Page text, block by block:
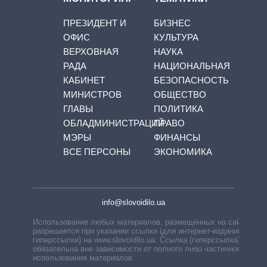
ПРЕЗИДЕНТ И
ОФИС
ВЕРХОВНАЯ
РАДА
КАБИНЕТ
МИНИСТРОВ
ГЛАВЫ
ОБЛАДМИНИСТРАЦИЙ
МЭРЫ
ВСЕ ПЕРСОНЫ
БИЗНЕС
КУЛЬТУРА
НАУКА
НАЦИОНАЛЬНАЯ
БЕЗОПАСНОСТЬ
ОБЩЕСТВО
ПОЛИТИКА
ПРАВО
ФИНАНСЫ
ЭКОНОМИКА
info@slovoidilo.ua
Использование любых материалов, размещённых на сайте,
разрешается при указании ссылки (для интернет-изданий —
гиперссылки) на www.slovoidilo.ua. Ссылка (гиперссылка)
обязательна вне зависимости от полного либо частичного
использования материалов.